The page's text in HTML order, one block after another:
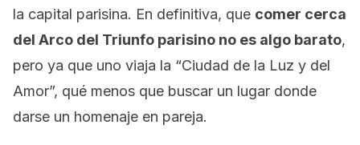
la capital parisina. En definitiva, que comer cerca
del Arco del Triunfo parisino no es algo barato,
pero ya que uno viaja la “Ciudad de la Luz y del
Amor”, qué menos que buscar un lugar donde
darse un homenaje en pareja.